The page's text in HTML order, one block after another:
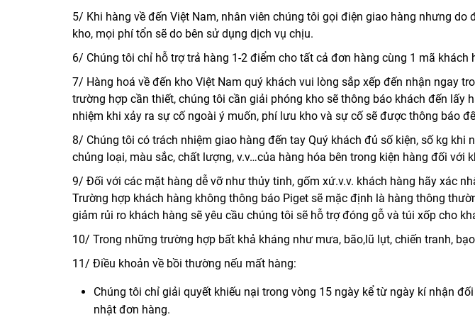
5/ Khi hàng về đến Việt Nam, nhân viên chúng tôi gọi điện giao hàng nhưng
kho, mọi phí tổn sẽ do bên sử dụng dịch vụ chịu.
6/ Chúng tôi chỉ hỗ trợ trả hàng 1-2 điểm cho tất cả đơn hàng cùng 1 mã khách
7/ Hàng hoá về đến kho Việt Nam quý khách vui lòng sắp xếp đến nhận ngay
trường hợp cần thiết, chúng tôi cần giải phóng kho sẽ thông báo khách đến
nhiệm khi xảy ra sự cố ngoài ý muốn, phí lưu kho và sự cố sẽ được thông báo
8/ Chúng tôi có trách nhiệm giao hàng đến tay Quý khách đủ số kiện, số kg
chủng loại, màu sắc, chất lượng, v.v…của hàng hóa bên trong kiện hàng đối với
9/ Đối với các mặt hàng dễ vỡ như thủy tinh, gốm xứ.v.v. khách hàng hãy xác
Trường hợp khách hàng không thông báo Piget sẽ mặc định là hàng thông
giảm rủi ro khách hàng sẽ yêu cầu chúng tôi sẽ hỗ trợ đóng gỗ và túi xốp cho
10/ Trong những trường hợp bất khả kháng như mưa, bão,lũ lụt, chiến tranh,
11/ Điều khoản về bồi thường nếu mất hàng:
Chúng tôi chỉ giải quyết khiếu nại trong vòng 15 ngày kể từ ngày kí nhận
nhật đơn hàng.